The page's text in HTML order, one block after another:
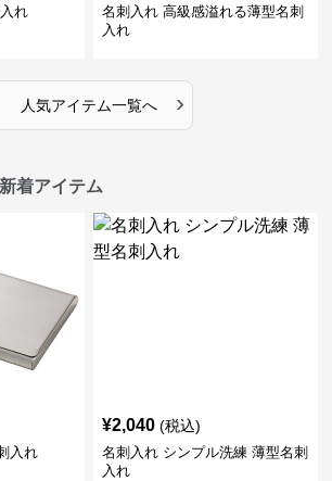
れ
名刺入れ 高級感溢れる薄型名刺
入れ
人気アイテム一覧へ ›
着アイテム
入れ
¥2,040 (税込)
名刺入れ シンプル洗練 薄型名刺
入れ